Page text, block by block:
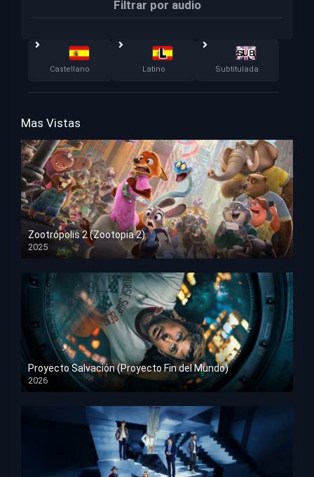
Filtrar por audio
Castellano Latino Subtitulada
Mas Vistas
Zootrópolis 2 (Zootopia 2)
2025
HD 1080p
Proyecto Salvación (Proyecto Fin del Mundo)
2026
HD 1080p